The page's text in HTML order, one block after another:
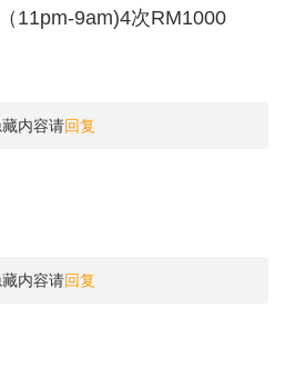
11pm-9am)4次RM1000
内容请回复
内容请回复